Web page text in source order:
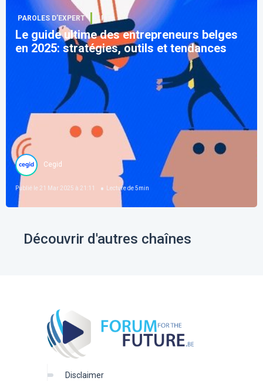
PAROLES D’EXPERT F.F.F.
Le guide ultime des entrepreneurs belges
en 2025: stratégies, outils et tendances
Cegid
Publié le 21 Mar 2025 à 21:11 Lecture de 5min
Découvrir d'autres chaînes
disclaimer